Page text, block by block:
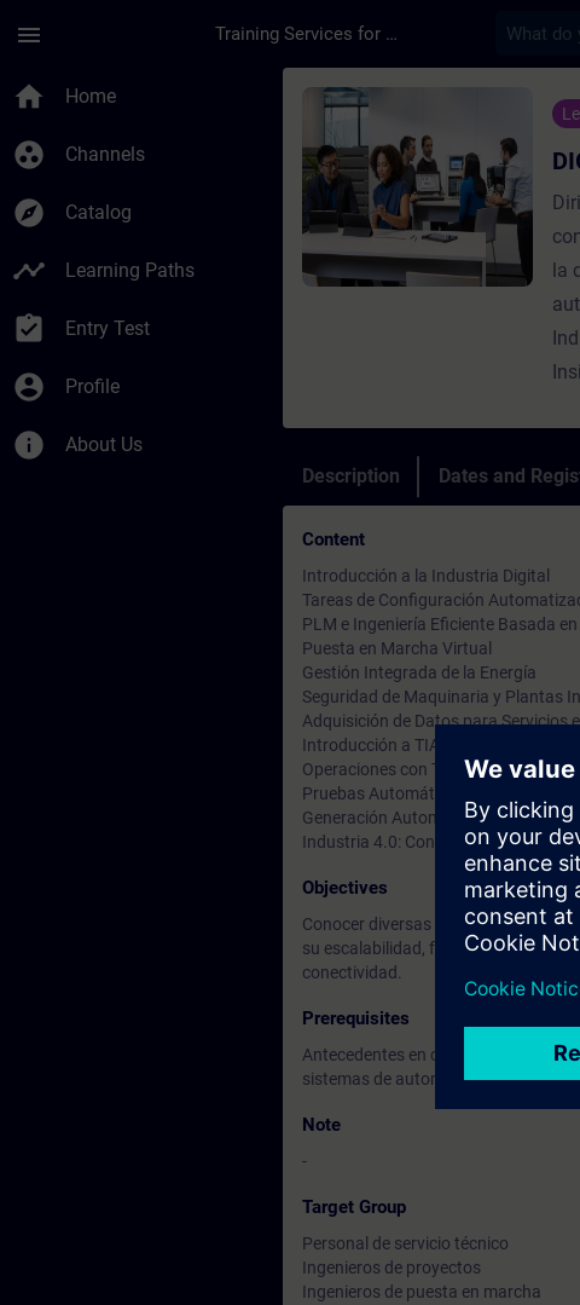
menu Training Services for Digital Industries
home Home
group_work Channels
explore Catalog
timeline Learning Paths
assignment_turned_in Entry Test
account_circle Profile
info About Us
Course -
la
Description Dates and
Content
Introducción a la Industria Digital
Tareas de Configuración
PLM e Ingeniería Eficiente Basada
Puesta en Marcha Virtual
Gestión Integrada de la Energía
Seguridad de Maquinaria y Plantas
Adquisición de Datos para Servicios
Introducción a TIA Portal Openness
Operaciones con TIA Portal
Pruebas Automáticas de Bloques de
Generación Automática de pantallas
Industria 4.0: Conclusión
Objectives
Conocer diversas soluciones
su escalabilidad, facilidad de
conectividad.
Prerequisites
Antecedentes en conocimientos
sistemas de automatización de
Note
-
Target Group
Personal de servicio técnico
Ingenieros de proyectos
Ingenieros de puesta en marcha